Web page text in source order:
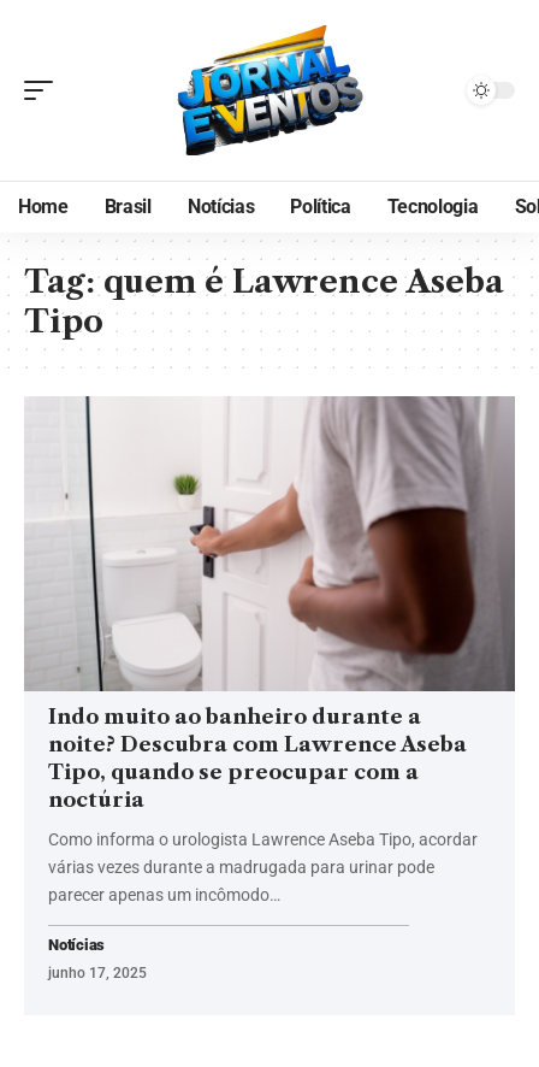
Home Brasil Notícias Política Tecnologia
Tag:quem é Lawrence Aseba
Tipo
Indo muito ao banheiro durante a
noite? Descubra com Lawrence Aseba
Tipo, quando se preocupar com a
noctúria
Como informa o urologista Lawrence Aseba Tipo, acordar
várias vezes durante a madrugada para urinar pode
parecer apenas um incômodo…
Notícias
junho 17, 2025